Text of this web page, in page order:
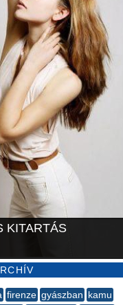
KITARTÁS
firenze gyászban kamu